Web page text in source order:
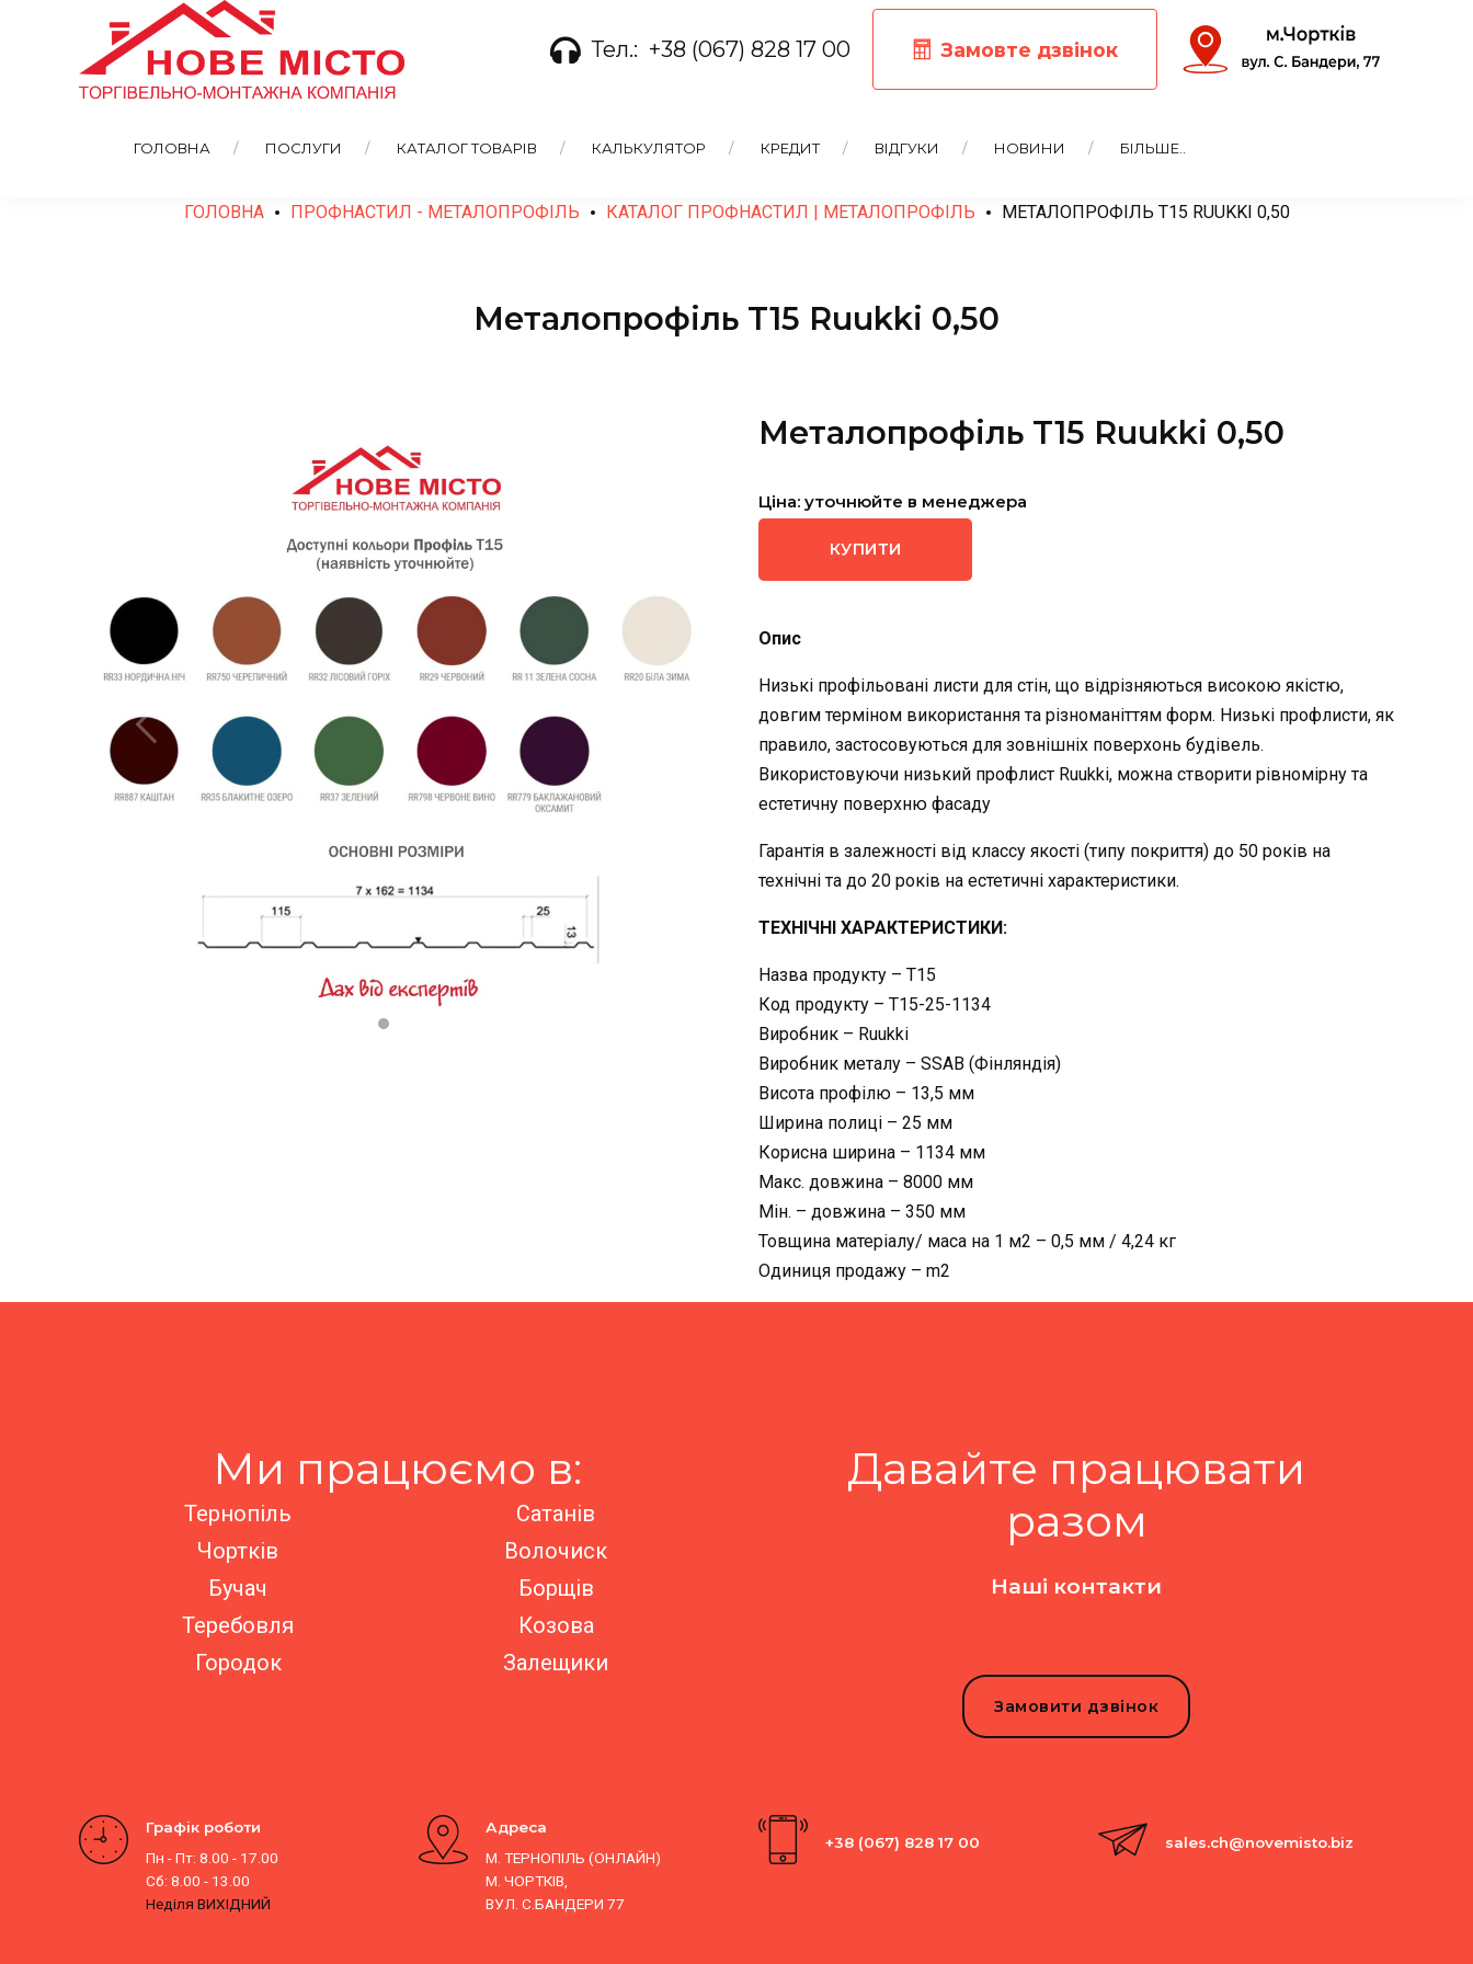
Тел.: +38 (067) 828 17 00 Замовте дзвінок
ГОЛОВНА ПОСЛУГИ КАТАЛОГ ТОВАРІВ КАЛЬКУЛЯТОР КРЕДИТ ВІДГУКИ НОВИНИ БІЛЬШЕ..
ГОЛОВНА ПРОФНАСТИЛ - МЕТАЛОПРОФІЛЬ КАТАЛОГ ПРОФНАСТИЛ | МЕТАЛОПРОФІЛЬ МЕТАЛОПРОФІЛЬ T15 RUUKKI 0,50
Металопрофіль T15 Ruukki 0,50
Металопрофіль T15 Ruukki 0,50
Ціна: уточнюйте в менеджера
КУПИТИ
Опис
Низькі профільовані листи для стін, що відрізняються високою якістю,
довгим терміном використання та різноманіттям форм. Низькі профлисти, як
правило, застосовуються для зовнішніх поверхонь будівель.
Використовуючи низький профлист Ruukki, можна створити рівномірну та
естетичну поверхню фасаду
Гарантія в залежності від классу якості (типу покриття) до 50 років на
технічні та до 20 років на естетичні характеристики.
ТЕХНІЧНІ ХАРАКТЕРИСТИКИ:
Назва продукту – T15
Код продукту – T15-25-1134
Виробник – Ruukki
Виробник металу – SSAB (Фінляндія)
Висота профілю – 13,5 мм
Ширина полиці – 25 мм
Корисна ширина – 1134 мм
Макс. довжина – 8000 мм
Мін. – довжина – 350 мм
Товщина матеріалу/ маса на 1 м2 – 0,5 мм / 4,24 кг
Одиниця продажу – m2
Ми працюємо в:
Тернопіль
Чортків
Бучач
Теребовля
Городок
Сатанів
Волочиск
Борщів
Козова
Залещики
Давайте працювати
разом
Наші контакти
Замовити дзвінок
Графік роботи
Пн - Пт: 8.00 - 17.00
Сб: 8.00 - 13.00
Неділя ВИХІДНИЙ
Адреса
М. ТЕРНОПІЛЬ (ОНЛАЙН)
М. ЧОРТКІВ,
ВУЛ. С.БАНДЕРИ 77
+38 (067) 828 17 00 sales.ch@novemisto.biz